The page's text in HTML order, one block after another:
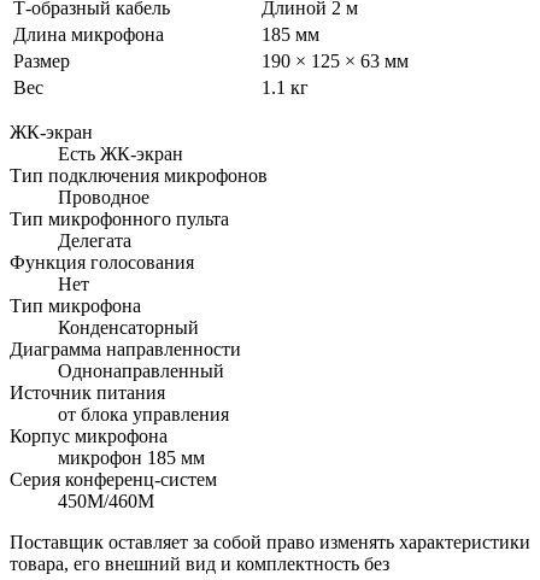
Т-образный кабель
Длиной 2 м
Длина микрофона
185 мм
Размер
190 × 125 × 63 мм
Вес
1.1 кг
ЖК-экран
Есть ЖК-экран
Тип подключения микрофонов
Проводное
Тип микрофонного пульта
Делегата
Функция голосования
Нет
Тип микрофона
Конденсаторный
Диаграмма направленности
Однонаправленный
Источник питания
от блока управления
Корпус микрофона
микрофон 185 мм
Серия конференц-систем
450M/460M
Поставщик оставляет за собой право изменять характеристики
товара, его внешний вид и комплектность без